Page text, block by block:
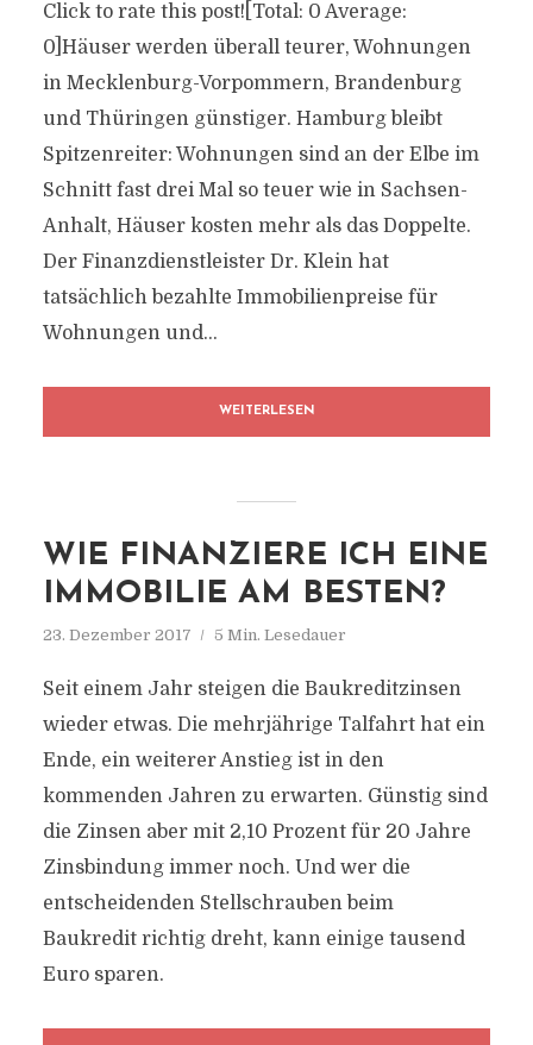
Click to rate this post![Total: 0 Average:
0]Häuser werden überall teurer, Wohnungen
in Mecklenburg-Vorpommern, Brandenburg
und Thüringen günstiger. Hamburg bleibt
Spitzenreiter: Wohnungen sind an der Elbe im
Schnitt fast drei Mal so teuer wie in Sachsen-
Anhalt, Häuser kosten mehr als das Doppelte.
Der Finanzdienstleister Dr. Klein hat
tatsächlich bezahlte Immobilienpreise für
Wohnungen und...
WEITERLESEN
WIE FINANZIERE ICH EINE
IMMOBILIE AM BESTEN?
23. Dezember 2017 5 Min. Lesedauer
Seit einem Jahr steigen die Baukreditzinsen
wieder etwas. Die mehrjährige Talfahrt hat ein
Ende, ein weiterer Anstieg ist in den
kommenden Jahren zu erwarten. Günstig sind
die Zinsen aber mit 2,10 Prozent für 20 Jahre
Zinsbindung immer noch. Und wer die
entscheidenden Stellschrauben beim
Baukredit richtig dreht, kann einige tausend
Euro sparen.